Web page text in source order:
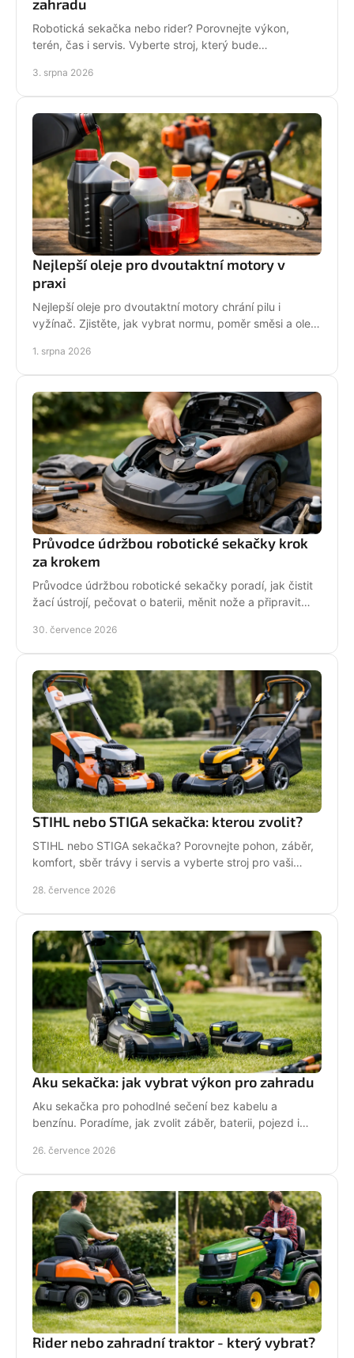
zahradu
Robotická sekačka nebo rider? Porovnejte výkon,
terén, čas i servis. Vyberte stroj, který bude
sezónu.
3. srpna 2026
Nejlepší oleje pro dvoutaktní motory v
praxi
Nejlepší oleje pro dvoutaktní motory chrání pilu i
vyžínač. Zjistěte, jak vybrat normu, poměr směsi a olej
1. srpna 2026
Průvodce údržbou robotické sekačky krok
za krokem
Průvodce údržbou robotické sekačky poradí, jak čistit
žací ústrojí, pečovat o baterii, měnit nože a připravit
30. července 2026
STIHL nebo STIGA sekačka: kterou zvolit?
STIHL nebo STIGA sekačka? Porovnejte pohon, záběr,
komfort, sběr trávy i servis a vyberte stroj pro vaši
28. července 2026
Aku sekačka: jak vybrat výkon pro zahradu
Aku sekačka pro pohodlné sečení bez kabelu a
benzínu. Poradíme, jak zvolit záběr, baterii, pojezd i
26. července 2026
Rider nebo zahradní traktor - který vybrat?